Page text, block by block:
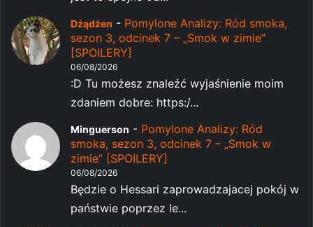
Dżądżen - Pomylone Analizy: Ród smoka,
sezon 3, odcinek 7 – „Smok w zimie”
[SPOILERY]
06/08/2026
:D Tu możesz znaleźć wyjaśnienie moim
zdaniem dobre: https:/...
Minguerson - Pomylone Analizy: Ród
smoka, sezon 3, odcinek 7 – „Smok w
zimie” [SPOILERY]
06/08/2026
Będzie o Hessari zaprowadzajacej pokój w
państwie poprzez le...